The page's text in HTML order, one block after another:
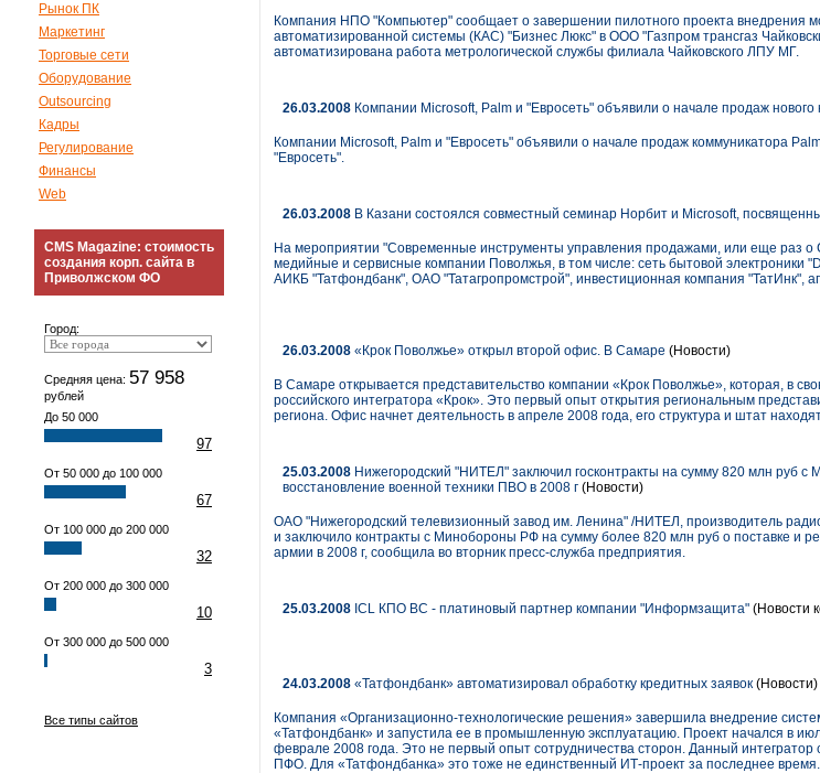
Рынок ПК
Маркетинг
Торговые сети
Оборудование
Outsourcing
Кадры
Регулирование
Финансы
Web
CMS Magazine: стоимость
создания корп. сайта в
Приволжском ФО
Город:
Средняя цена: 57 958
рублей
До 50 000
97
От 50 000 до 100 000
67
От 100 000 до 200 000
32
От 200 000 до 300 000
10
От 300 000 до 500 000
3
Все типы сайтов
Компания НПО "Компьютер" сообщает о завершении пилотного проекта внедрения
автоматизированной системы (КАС) "Бизнес Люкс" в ООО "Газпром трансгаз
автоматизирована работа метрологической службы филиала Чайковского ЛПУ МГ.
26.03.2008 Компании Microsoft, Palm и "Евросеть" объявили о начале продаж
Компании Microsoft, Palm и "Евросеть" объявили о начале продаж коммуникатора
"Евросеть".
26.03.2008 В Казани состоялся совместный семинар Норбит и Microsoft,
На мероприятии "Современные инструменты управления продажами, или еще раз о
медийные и сервисные компании Поволжья, в том числе: сеть бытовой
АИКБ "Татфондбанк", ОАО "Татагропромстрой", инвестиционная компания "ТатИнк",
26.03.2008 «Крок Поволжье» открыл второй офис. В Самаре (Новости)
В Самаре открывается представительство компании «Крок Поволжье», которая, в
российского интегратора «Крок». Это первый опыт открытия региональным
региона. Офис начнет деятельность в апреле 2008 года, его структура и штат
25.03.2008 Нижегородский "НИТЕЛ" заключил госконтракты на сумму 820 млн руб
восстановление военной техники ПВО в 2008 г (Новости)
ОАО "Нижегородский телевизионный завод им. Ленина" /НИТЕЛ, производитель
и заключило контракты с Минобороны РФ на сумму более 820 млн руб о поставке и
армии в 2008 г, сообщила во вторник пресс-служба предприятия.
25.03.2008 ICL КПО ВС - платиновый партнер компании "Информзащита" (Новости
24.03.2008 «Татфондбанк» автоматизировал обработку кредитных заявок (Новости)
Компания «Организационно-технологические решения» завершила внедрение
«Татфондбанк» и запустила ее в промышленную эксплуатацию. Проект начался в
феврале 2008 года. Это не первый опыт сотрудничества сторон. Данный
ПФО. Для «Татфондбанка» это тоже не единственный ИТ-проект за последнее время.